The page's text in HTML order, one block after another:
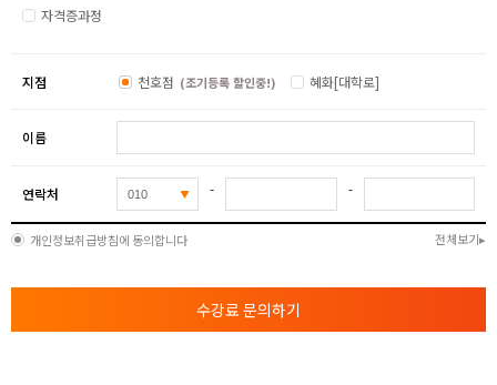
자격증과정
지점 천호점 (조기등록 할인중!) 혜화[대학로]
이름
연락처 - -
개인정보취급방침에 동의합니다 전체보기
수강료 문의하기